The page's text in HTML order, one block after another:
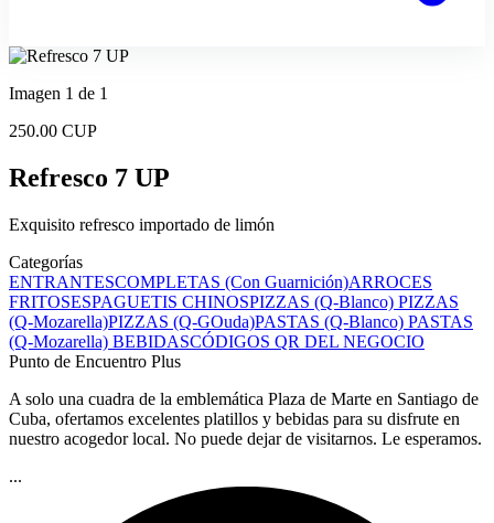
Imagen 1 de 1
250.00 CUP
Refresco 7 UP
Exquisito refresco importado de limón
Categorías
ENTRANTESCOMPLETAS (Con Guarnición)ARROCES
FRITOSESPAGUETIS CHINOSPIZZAS (Q-Blanco) PIZZAS
(Q-Mozarella)PIZZAS (Q-GOuda)PASTAS (Q-Blanco) PASTAS
(Q-Mozarella) BEBIDASCÓDIGOS QR DEL NEGOCIO
Punto de Encuentro Plus
A solo una cuadra de la emblemática Plaza de Marte en Santiago de
Cuba, ofertamos excelentes platillos y bebidas para su disfrute en
nuestro acogedor local. No puede dejar de visitarnos. Le esperamos.
...